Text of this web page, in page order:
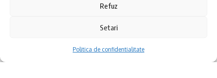
Refuz
Setari
Politica de confidentialitate